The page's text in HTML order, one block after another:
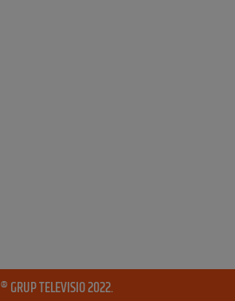
® GRUP TELEVISIO 2022.